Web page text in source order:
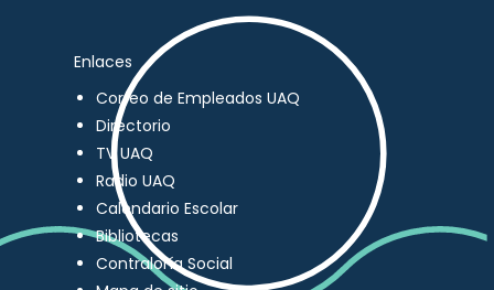
Enlaces
Correo de Empleados UAQ
Directorio
TV UAQ
Radio UAQ
Calendario Escolar
Bibliotecas
Contraloría Social